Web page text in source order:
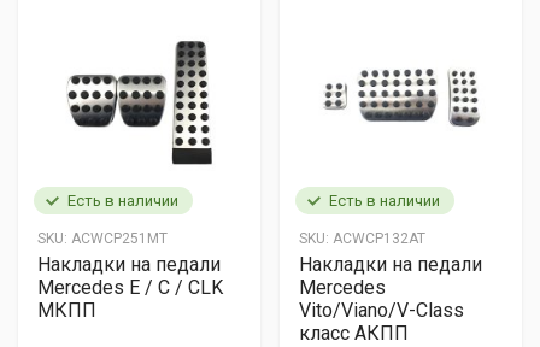
Есть в наличии
SKU: ACWCP251MT
Накладки на педали
Mercedes E / C / CLK
МКПП
Есть в наличии
SKU: ACWCP132AT
Накладки на педали
Mercedes
Vito/Viano/V-Class
класс АКПП